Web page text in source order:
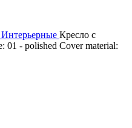
Интерьерные Кресло с
01 - polished Cover material: